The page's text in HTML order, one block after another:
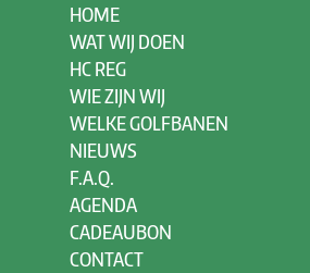
HOME
WAT WIJ DOEN
HC REG
WIE ZIJN WIJ
WELKE GOLFBANEN
NIEUWS
F.A.Q.
AGENDA
CADEAUBON
CONTACT